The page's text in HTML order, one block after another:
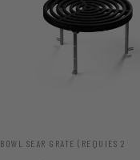
BOWL SEAR GRATE (REQUIES 2